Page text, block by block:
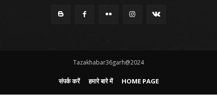
Tazakhabar36garh@2024
संपर्क करें हमारे बारे में HOME PAGE